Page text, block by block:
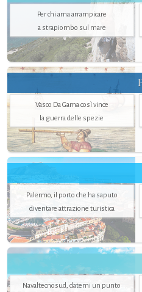
Per chi ama arrampicare
a strapiombo sul mare
Vasco Da Gama così vince
la guerra delle spezie
Palermo, il porto che ha saputo
diventare attrazione turistica
Navaltecnosud, datemi un punto